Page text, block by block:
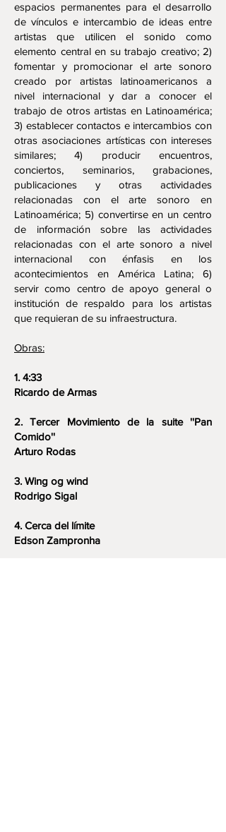
espacios permanentes para el desarrollo
de vínculos e intercambio de ideas entre
artistas que utilicen el sonido como
elemento central en su trabajo creativo; 2)
fomentar y promocionar el arte sonoro
creado por artistas latinoamericanos a
nivel internacional y dar a conocer el
trabajo de otros artistas en Latinoamérica;
3) establecer contactos e intercambios con
otras asociaciones artísticas con intereses
similares; 4) producir encuentros,
conciertos, seminarios, grabaciones,
publicaciones y otras actividades
relacionadas con el arte sonoro en
Latinoamérica; 5) convertirse en un centro
de información sobre las actividades
relacionadas con el arte sonoro a nivel
internacional con énfasis en los
acontecimientos en América Latina; 6)
servir como centro de apoyo general o
institución de respaldo para los artistas
que requieran de su infraestructura.
Obras:
1. 4:33
Ricardo de Armas
2. Tercer Movimiento de la suite ''Pan
Comido''
Arturo Rodas
3. Wing og wind
Rodrigo Sigal
4. Cerca del límite
Edson Zampronha